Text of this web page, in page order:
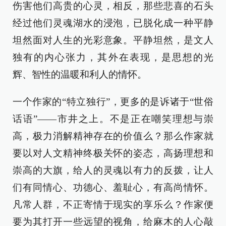
伤害他们高贵的心灵，相反，那些悲喜的石头
经过他们灵魂湖水的浸泡，已脱化成一种平静
坦然面对人生的光彩意象。平静坦然，是文人
独有的内心张力，其外在表现，是思想的光
辉、智性的温暖和利人的情怀。
一个作家的“特立独行”，更多的是诉诸于“世俗
话语”——市井之上。不是正在嘲笑理想与崇
高，极力消解精神存在的价值么？那么作家就
要以对人文精神终极关怀的姿态，高扬理想和
崇高的大旗，给人的灵魂以有力的反拨，让人
们有同情心、功德心、羞耻心，有高尚情怀。
凡常人群，不正寄情于现实的享乐么？作家便
要为其打开一些远望的视角，给麻木的人心敲